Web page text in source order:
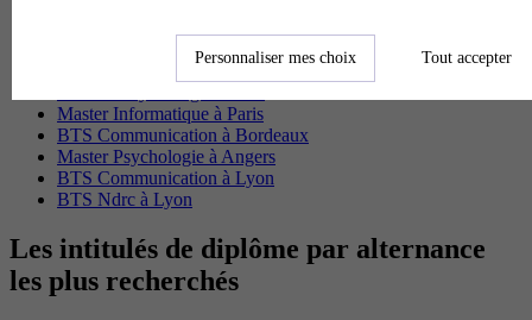
BTS Tourisme à Paris
Master Informatique à Paris
BTS Communication à Bordeaux
Master Psychologie à Angers
BTS Communication à Lyon
BTS Ndrc à Lyon
Les intitulés de diplôme par alternance
les plus recherchés
Personnaliser mes choix Tout accepter